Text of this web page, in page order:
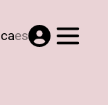
caes Menú